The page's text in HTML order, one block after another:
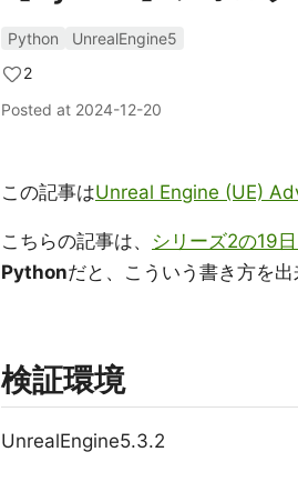
Python
UnrealEngine5
2
Posted at 2024-12-20
この記事はUnreal Engine (UE)
こちらの記事は、 シリーズ2の19日
Pythonだと、こういう書き方を
検証環境
UnrealEngine5.3.2